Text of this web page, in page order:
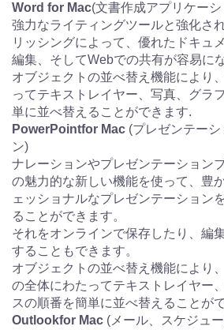
Word for Mac(文書作成アプリケー
強力なライティングツールと強化さ
リッシングによって、優れたドキュ
編集、そしてWebでの共有が容易に
オブジェクトの並べ替え機能により
ってテキストレイヤー、写真、グラ
単に並べ替えることができます.
PowerPointfor Mac (プレゼンテー
ン)
ナレーションやプレゼンテーション
の魅力的な新しい機能を使って、豊
ェッショナルなプレゼンテーション
ることができます。
それをオンラインで保存したり、編
することもできます。
オブジェクトの並べ替え機能により
の全体にわたってテキストレイヤー
スの順番を簡単に並べ替えることが
Outlookfor Mac (メール、スケジュ